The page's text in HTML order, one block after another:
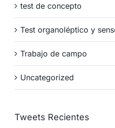
test de concepto
Test organoléptico y
Trabajo de campo
Uncategorized
Tweets Recientes